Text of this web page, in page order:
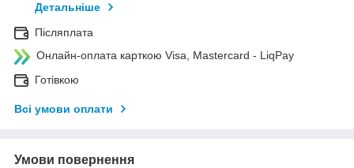
Детальніше
Післяплата
Онлайн-оплата карткою Visa, Mastercard - LiqPay
Готівкою
Всі умови оплати
Умови повернення